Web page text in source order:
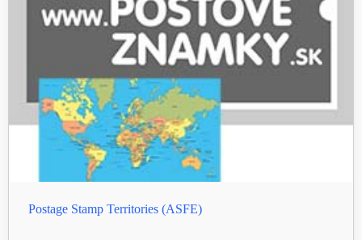
Postage Stamp Territories (ASFE)